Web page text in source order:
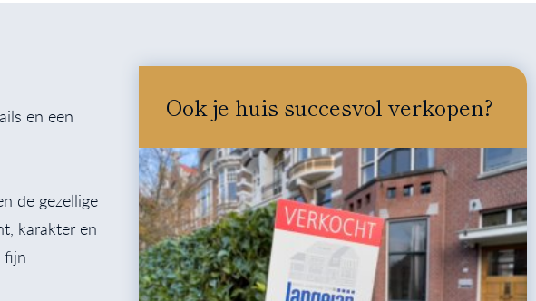
en een
de gezellige
karakter en
fijn
Ook je huis succesvol verkopen?